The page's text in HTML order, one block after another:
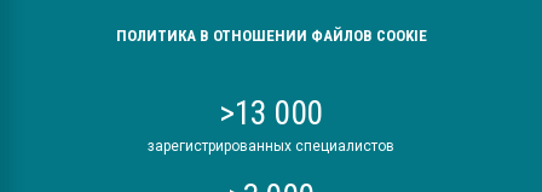
ПОЛИТИКА В ОТНОШЕНИИ ФАЙЛОВ COOKIE
>13 000
зарегистрированных специалистов